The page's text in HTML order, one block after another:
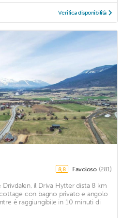
Verifica disponibilità
8,8 Favoloso (281)
il Driva Hytter dista 8 km
con bagno privato e angolo
è raggiungibile in 10 minuti di